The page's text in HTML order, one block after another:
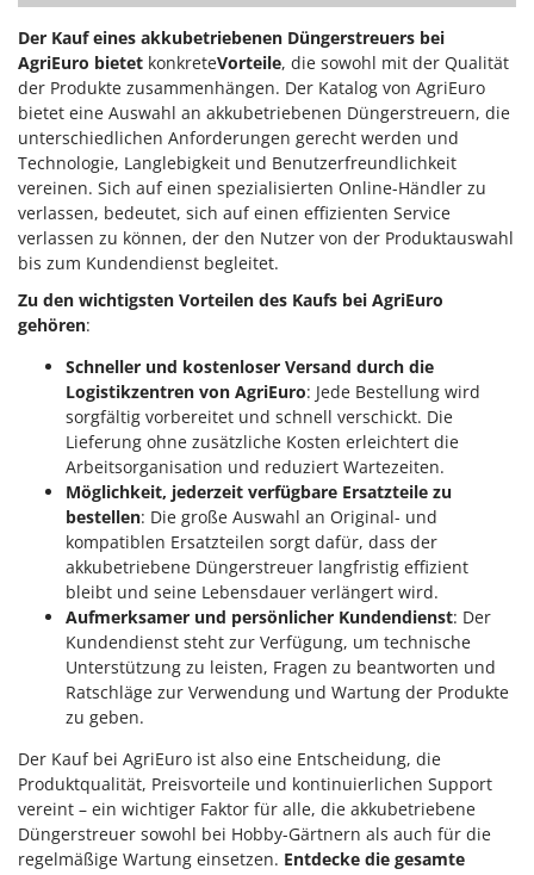
Der Kauf eines akkubetriebenen Düngerstreuers bei
AgriEuro bietet konkreteVorteile, die sowohl mit der Qualität
der Produkte zusammenhängen. Der Katalog von AgriEuro
bietet eine Auswahl an akkubetriebenen Düngerstreuern, die
unterschiedlichen Anforderungen gerecht werden und
Technologie, Langlebigkeit und Benutzerfreundlichkeit
vereinen. Sich auf einen spezialisierten Online-Händler zu
verlassen, bedeutet, sich auf einen effizienten Service
verlassen zu können, der den Nutzer von der Produktauswahl
bis zum Kundendienst begleitet.
Zu den wichtigsten Vorteilen des Kaufs bei AgriEuro
gehören:
Schneller und kostenloser Versand durch die
Logistikzentren von AgriEuro: Jede Bestellung wird
sorgfältig vorbereitet und schnell verschickt. Die
Lieferung ohne zusätzliche Kosten erleichtert die
Arbeitsorganisation und reduziert Wartezeiten.
Möglichkeit, jederzeit verfügbare Ersatzteile zu
bestellen: Die große Auswahl an Original- und
kompatiblen Ersatzteilen sorgt dafür, dass der
akkubetriebene Düngerstreuer langfristig effizient
bleibt und seine Lebensdauer verlängert wird.
Aufmerksamer und persönlicher Kundendienst: Der
Kundendienst steht zur Verfügung, um technische
Unterstützung zu leisten, Fragen zu beantworten und
Ratschläge zur Verwendung und Wartung der Produkte
zu geben.
Der Kauf bei AgriEuro ist also eine Entscheidung, die
Produktqualität, Preisvorteile und kontinuierlichen Support
vereint – ein wichtiger Faktor für alle, die akkubetriebene
Düngerstreuer sowohl bei Hobby-Gärtnern als auch für die
regelmäßige Wartung einsetzen. Entdecke die gesamte